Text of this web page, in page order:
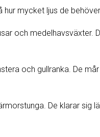
hur mycket ljus de
och medelhavsväxter.
och gullranka. De
De klarar sig